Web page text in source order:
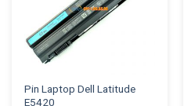
Pin Laptop Dell Latitude
E5420